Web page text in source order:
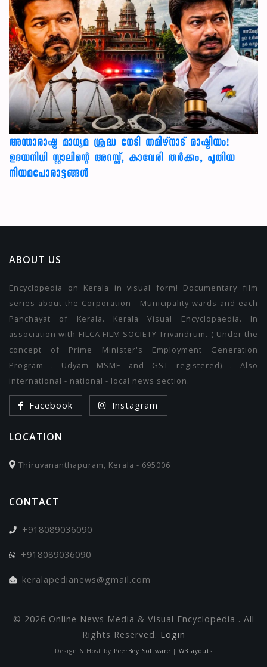
അന്താരാഷ്ട്ര മാധ്യമ ശ്രദ്ധ നേടി തമിഴ്‌നാട് രാഷ്ട്രീയം!
ഉദയനിധി സ്റ്റാലിന്റെ അറസ്റ്റ്, കാവേരി തർക്കം, പുതിയ
നിയമപോരാട്ടങ്ങൾ
ABOUT US
Encyclopedia on Kerala in visual form! Documentary film
series about the Corporation - Municipality wards and each
Panchayat of Kerala. Kerala Visual Encyclopaedia. In
association with FILCA FILM SOCIETY Trivandrum. ( Under the
concept of Prime Minister's Employment Generation
Program . Udyam MSME and GST registered) . Also
international - national - local news section.
Facebook Instagram
LOCATION
Thiruvananthapuram, Kerala - 695006
CONTACT
+918089036090
+918089036090
keralapedianews@gmail.com
© 2026 Online News Media & Visual Encyclopedia . All
Rights Reserved. Login
Design & Host by PeerBey Software | W3layouts